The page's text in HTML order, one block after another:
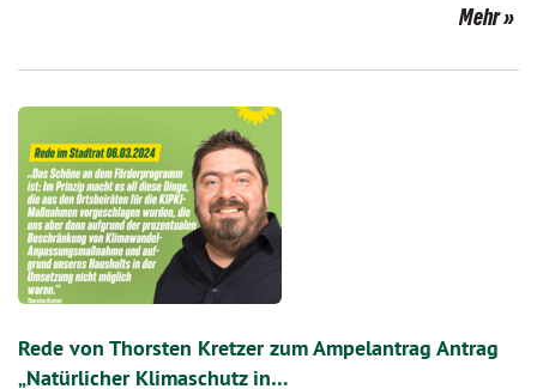
Mehr
Rede von Thorsten Kretzer zum Ampelantrag Antrag
„Natürlicher Klimaschutz in…